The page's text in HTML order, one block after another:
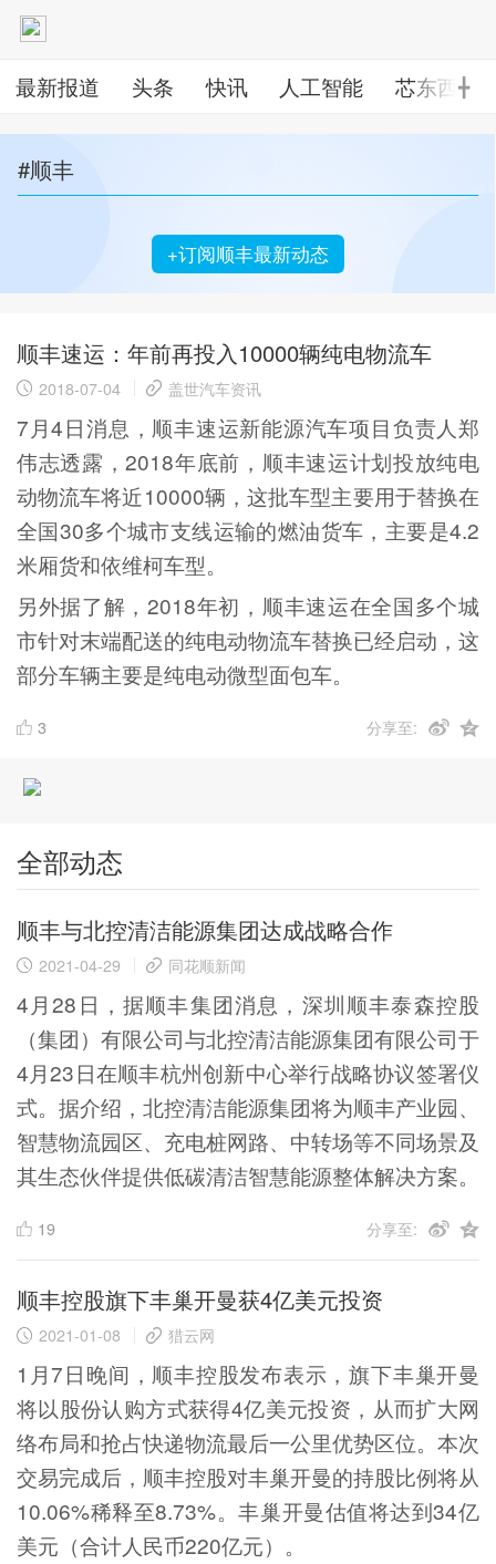
最新报道 头条 快讯 人工智能 芯东西 ╋
#顺丰
+订阅顺丰最新动态
顺丰速运：年前再投入10000辆纯电物流车
2018-07-04 盖世汽车资讯
7月4日消息，顺丰速运新能源汽车项目负责人郑
伟志透露，2018年底前，顺丰速运计划投放纯电
动物流车将近10000辆，这批车型主要用于替换在
全国30多个城市支线运输的燃油货车，主要是4.2
米厢货和依维柯车型。
另外据了解，2018年初，顺丰速运在全国多个城
市针对末端配送的纯电动物流车替换已经启动，这
部分车辆主要是纯电动微型面包车。
3 分享至:
全部动态
顺丰与北控清洁能源集团达成战略合作
2021-04-29 同花顺新闻
4月28日，据顺丰集团消息，深圳顺丰泰森控股
（集团）有限公司与北控清洁能源集团有限公司于
4月23日在顺丰杭州创新中心举行战略协议签署仪
式。据介绍，北控清洁能源集团将为顺丰产业园、
智慧物流园区、充电桩网路、中转场等不同场景及
其生态伙伴提供低碳清洁智慧能源整体解决方案。
19 分享至:
顺丰控股旗下丰巢开曼获4亿美元投资
2021-01-08 猎云网
1月7日晚间，顺丰控股发布表示，旗下丰巢开曼
将以股份认购方式获得4亿美元投资，从而扩大网
络布局和抢占快递物流最后一公里优势区位。本次
交易完成后，顺丰控股对丰巢开曼的持股比例将从
10.06%稀释至8.73%。丰巢开曼估值将达到34亿
美元（合计人民币220亿元）。